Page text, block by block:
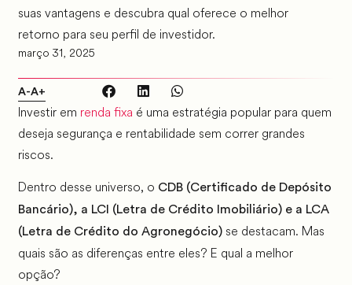
suas vantagens e descubra qual oferece o melhor
retorno para seu perfil de investidor.
março 31, 2025
A-A+
Investir em renda fixa é uma estratégia popular para quem
deseja segurança e rentabilidade sem correr grandes
riscos.
Dentro desse universo, o CDB (Certificado de Depósito
Bancário), a LCI (Letra de Crédito Imobiliário) e a LCA
(Letra de Crédito do Agronegócio)se destacam. Mas
quais são as diferenças entre eles? E qual a melhor
opção?